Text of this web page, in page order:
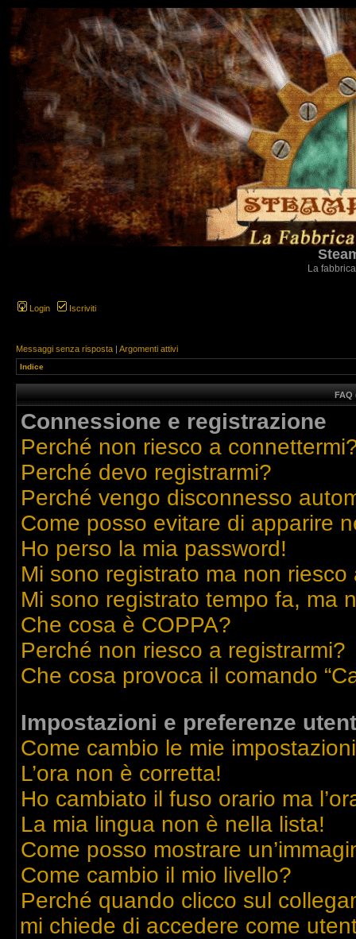
La
Login Iscriviti
Messaggi senza risposta | Argomenti attivi
Indice
FAQ
Connessione e registrazione
Perché non riesco a
Perché devo registrarmi?
Perché vengo disconnesso
Come posso evitare di apparire
Ho perso la mia password!
Mi sono registrato ma non riesco
Mi sono registrato tempo fa, ma
Che cosa è COPPA?
Perché non riesco a registrarmi?
Che cosa provoca il comando
Impostazioni e preferenze
Come cambio le mie
L’ora non è corretta!
Ho cambiato il fuso orario ma
La mia lingua non è nella lista!
Come posso mostrare
Come cambio il mio livello?
Perché quando clicco sul
mi chiede di accedere come